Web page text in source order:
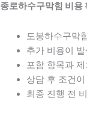
종로하수구막힘 비
도봉하수구막
추가 비용이
포함 항목과
상담 후 조건
최종 진행 전